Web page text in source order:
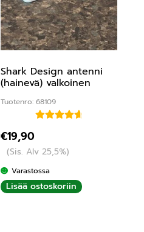
Shark Design antenni
(hainevä) valkoinen
Tuotenro: 68109
4.75/ 5
€19,90
(Sis. Alv 25,5%)
Varastossa
Lisää ostoskoriin